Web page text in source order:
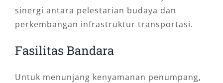
sinergi antara pelestarian budaya dan
perkembangan infrastruktur transportasi.
Fasilitas Bandara
Untuk menunjang kenyamanan penumpang,